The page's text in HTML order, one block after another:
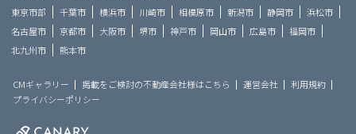
東京市部
千葉市 横浜市 川崎市 相模原市 新潟市 静岡市
浜松市
名古屋市
京都市 大阪市 堺市 神戸市 岡山市 広島市
福岡市
北九州市
熊本市
CMギャラリー 掲載をご検討の不動産会社様はこちら 運営会社
利用規約
プライバシーポリシー